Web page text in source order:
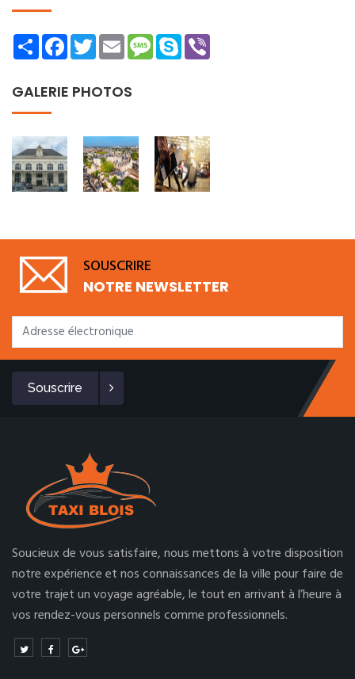
ShareFacebookTwitterEmailMessage
Skype
GALERIE PHOTOS
SOUSCRIRE
NOTRE NEWSLETTER
Souscrire
Soucieux de vous satisfaire, nous mettons à votre disposition
notre expérience et nos connaissances de la ville pour faire de
votre trajet un voyage agréable, le tout en arrivant à l’heure à
vos rendez-vous personnels comme professionnels.